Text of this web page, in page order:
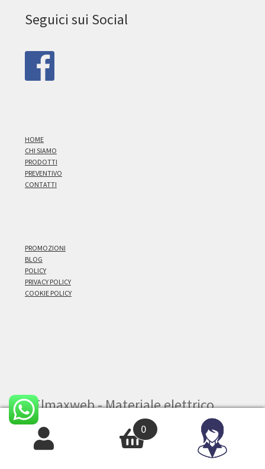
Seguici sui Social
HOME
CHI SIAMO
PRODOTTI
PREVENTIVO
CONTATTI
PROMOZIONI
BLOG
POLICY
PRIVACY POLICY
COOKIE POLICY
© Elmaxweb - Materiale elettrico
online 2026
.
0